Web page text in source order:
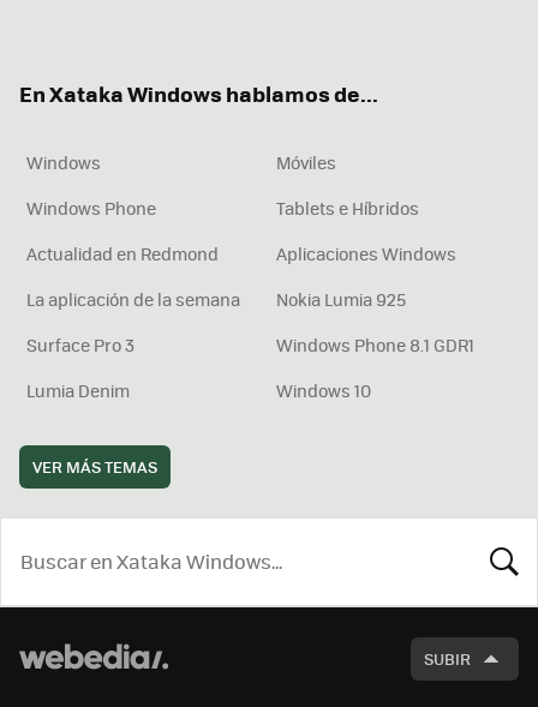
En Xataka Windows hablamos de...
Windows
Móviles
Windows Phone
Tablets e Híbridos
Actualidad en Redmond
Aplicaciones Windows
La aplicación de la semana
Nokia Lumia 925
Surface Pro 3
Windows Phone 8.1 GDR1
Lumia Denim
Windows 10
VER MÁS TEMAS
SUBIR